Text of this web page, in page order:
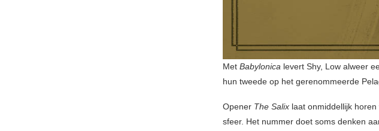
Met Babylonica levert Shy, Low alweer
hun tweede op het gerenommeerde
Opener The Salix laat onmiddellijk
sfeer. Het nummer doet soms denken